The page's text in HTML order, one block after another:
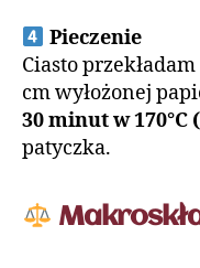
Pieczenie
Ciasto
cm wyłożonej
30 minut w 170°C
patyczka.